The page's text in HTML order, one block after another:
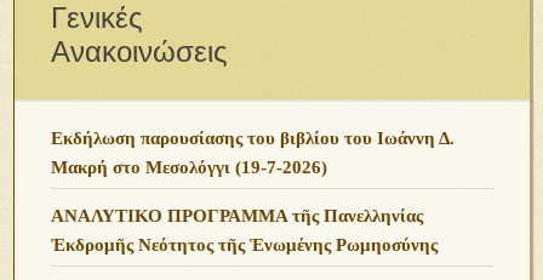
Γενικές
Ανακοινώσεις
Εκδήλωση παρουσίασης του βιβλίου του Ιωάννη Δ.
Μακρή στο Μεσολόγγι (19-7-2026)
ΑΝΑΛΥΤΙΚΟ ΠΡΟΓΡΑΜΜΑ τῆς Πανελληνίας
Ἐκδρομῆς Νεότητος τῆς Ἑνωμένης Ρωμηοσύνης